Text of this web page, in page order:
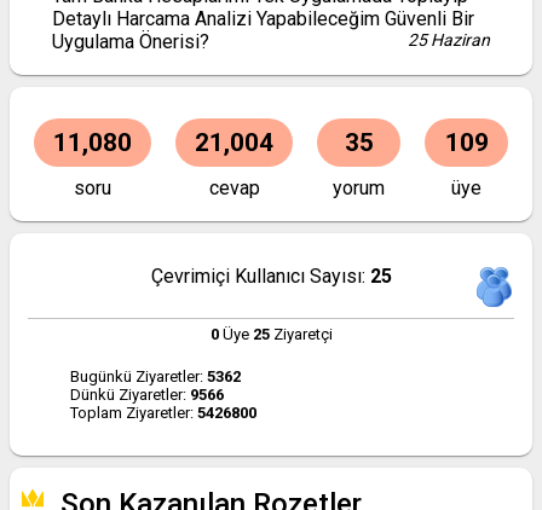
Detaylı Harcama Analizi Yapabileceğim Güvenli Bir
Uygulama Önerisi?
25 Haziran
11,080
soru
21,004
cevap
35
yorum
109
üye
Çevrimiçi Kullanıcı Sayısı: 25
0Üye 25Ziyaretçi
Bugünkü Ziyaretler: 5362
Dünkü Ziyaretler: 9566
Toplam Ziyaretler: 5426800